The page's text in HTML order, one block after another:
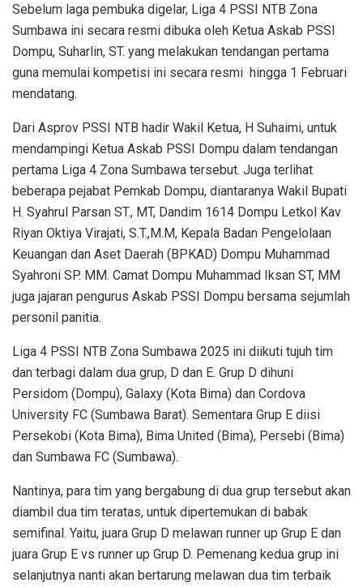
Sebelum laga pembuka digelar, Liga 4 PSSI NTB Zona
Sumbawa ini secara resmi dibuka oleh Ketua Askab PSSI
Dompu, Suharlin, ST. yang melakukan tendangan pertama
guna memulai kompetisi ini secara resmi hingga 1 Februari
mendatang.
Dari Asprov PSSI NTB hadir Wakil Ketua, H Suhaimi, untuk
mendampingi Ketua Askab PSSI Dompu dalam tendangan
pertama Liga 4 Zona Sumbawa tersebut. Juga terlihat
beberapa pejabat Pemkab Dompu, diantaranya Wakil Bupati
H. Syahrul Parsan ST., MT, Dandim 1614 Dompu Letkol Kav
Riyan Oktiya Virajati, S.T.,M.M, Kepala Badan Pengelolaan
Keuangan dan Aset Daerah (BPKAD) Dompu Muhammad
Syahroni SP. MM. Camat Dompu Muhammad Iksan ST, MM
juga jajaran pengurus Askab PSSI Dompu bersama sejumlah
personil panitia.
Liga 4 PSSI NTB Zona Sumbawa 2025 ini diikuti tujuh tim
dan terbagi dalam dua grup, D dan E. Grup D dihuni
Persidom (Dompu), Galaxy (Kota Bima) dan Cordova
University FC (Sumbawa Barat). Sementara Grup E diisi
Persekobi (Kota Bima), Bima United (Bima), Persebi (Bima)
dan Sumbawa FC (Sumbawa).
Nantinya, para tim yang bergabung di dua grup tersebut akan
diambil dua tim teratas, untuk dipertemukan di babak
semifinal. Yaitu, juara Grup D melawan runner up Grup E dan
juara Grup E vs runner up Grup D. Pemenang kedua grup ini
selanjutnya nanti akan bertarung melawan dua tim terbaik